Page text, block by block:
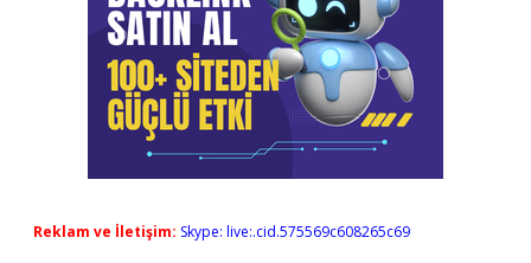
Reklam ve İletişim: Skype: live:.cid.575569c608265c69